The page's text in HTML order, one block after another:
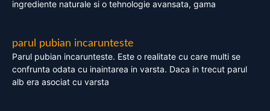
ingrediente naturale si o tehnologie avansata, gama
parul pubian incarunteste
Parul pubian incarunteste. Este o realitate cu care multi se
confrunta odata cu inaintarea in varsta. Daca in trecut parul
alb era asociat cu varsta